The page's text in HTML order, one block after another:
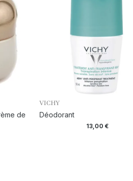
de
VICHY
Déodorant
13,00€